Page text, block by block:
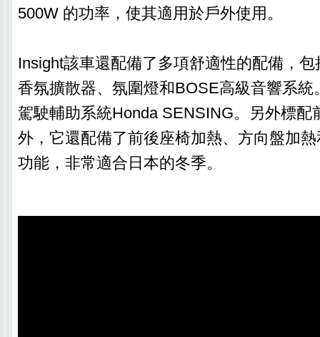
500W 的功率，使其適用於戶外使用。
Insight該車還配備了多項舒適性的配備，
香氛擴散器、氛圍燈和BOSE高級音響系統
駕駛輔助系統Honda SENSING。另外標配
外，它還配備了前後座椅加熱、方向盤加
功能，非常適合日本的冬季。